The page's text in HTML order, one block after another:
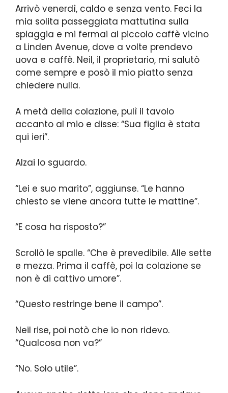
Arrivò venerdì, caldo e senza vento. Feci la
mia solita passeggiata mattutina sulla
spiaggia e mi fermai al piccolo caffè vicino
a Linden Avenue, dove a volte prendevo
uova e caffè. Neil, il proprietario, mi salutò
come sempre e posò il mio piatto senza
chiedere nulla.
A metà della colazione, pulì il tavolo
accanto al mio e disse: “Sua figlia è stata
qui ieri”.
Alzai lo sguardo.
“Lei e suo marito”, aggiunse. “Le hanno
chiesto se viene ancora tutte le mattine”.
“E cosa ha risposto?”
Scrollò le spalle. “Che è prevedibile. Alle sette
e mezza. Prima il caffè, poi la colazione se
non è di cattivo umore”.
“Questo restringe bene il campo”.
Neil rise, poi notò che io non ridevo.
“Qualcosa non va?”
“No. Solo utile”.